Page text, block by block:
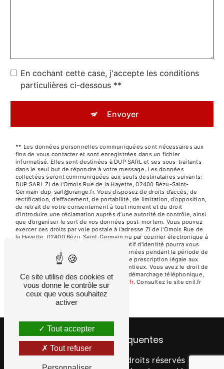
En cochant cette case, j'accepte les conditions
particulières ci-dessous **
Envoyer
** Les données personnelles communiquées sont nécessaires aux
fins de vous contacter et sont enregistrées dans un fichier
informatisé. Elles sont destinées à DUP SARL et ses sous-traitants
dans le seul but de répondre à votre message. Les données
collectées seront communiquées aux seuls destinataires suivants:
DUP SARL ZI de l'Omois Rue de la Hayette, 02400 Bézu-Saint-
Germain dup-sarl@orange.fr. Vous disposez de droits d’accès, de
rectification, d’effacement, de portabilité, de limitation, d’opposition,
de retrait de votre consentement à tout moment et du droit
d’introduire une réclamation auprès d’une autorité de contrôle, ainsi
que d’organiser le sort de vos données post-mortem. Vous pouvez
exercer ces droits par voie postale à l'adresse ZI de l'Omois Rue de
la Hayette, 02400 Bézu-Saint-Germain ou par courrier électronique à
l'adresse dup-sarl@orange.fr. Un justificatif d'identité pourra vous
être demandé. Nous conservons vos données pendant la période de
prise de contact puis pendant la durée de prescription légale aux
fins probatoires et de gestion des contentieux. Vous avez le droit de
vous inscrire sur la liste d'opposition au démarchage téléphonique,
disponible à cette adresse: Bloctel.gouv.fr. Consultez le site cnil.fr
pour plus d’informations sur vos droits.
Recherches fréquentes
- 2026 - Tous droits réservés -
Ce site utilise des cookies et
vous donne le contrôle sur
ceux que vous souhaitez
activer
Tout accepter
Tout refuser